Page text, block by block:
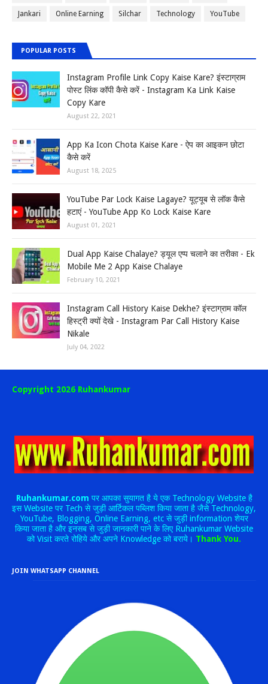
Jankari Online Earning Silchar Technology YouTube
POPULAR POSTS
Instagram Profile Link Copy Kaise Kare? इंस्टाग्राम
पोस्ट लिंक कॉपी कैसे करें - Instagram Ka Link Kaise
Copy Kare
August 22, 2021
App Ka Icon Chota Kaise Kare - ऐप का आइकन छोटा
कैसे करें
August 18, 2025
YouTube Par Lock Kaise Lagaye? यूट्यूब से लॉक कैसे
हटाएं - YouTube App Ko Lock Kaise Kare
August 01, 2021
Dual App Kaise Chalaye? ड्यूल एप्प चलाने का तरीका - Ek
Mobile Me 2 App Kaise Chalaye
February 10, 2021
Instagram Call History Kaise Dekhe? इंस्टाग्राम कॉल
हिस्ट्री क्यों देखे - Instagram Par Call History Kaise
Nikale
July 04, 2022
Copyright 2026 Ruhankumar
Ruhankumar.com पर आपका सुयागत है ये एक Technology Website है
इस Website पर Tech से जुड़ी आर्टिकल पब्लिश किया जाता है जैसे Technology,
YouTube, Blogging, Online Earning, etc से जुड़ी information शेयर
किया जाता है और इनसब से जुड़ी जानकारी पाने के लिए Ruhankumar Website
को Visit करते रोहिये और अपने Knowledge को बराये। Thank You.
JOIN WHATSAPP CHANNEL